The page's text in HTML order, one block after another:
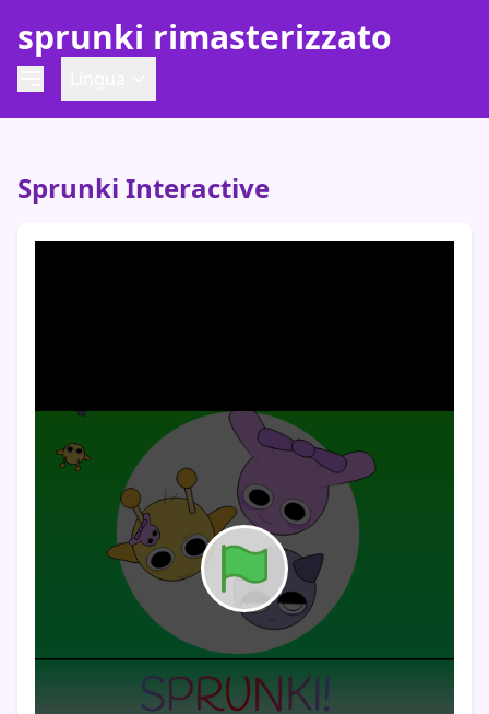
sprunki rimasterizzato
Sprunki Interactive